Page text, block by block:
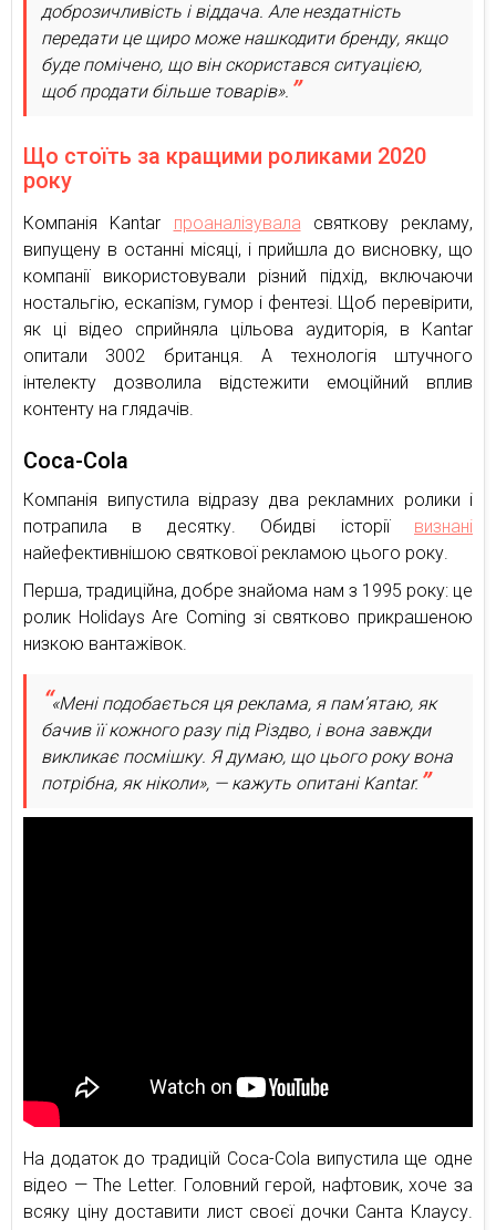
доброзичливість і віддача. Але нездатність
передати це щиро може нашкодити бренду, якщо
буде помічено, що він скористався ситуацією,
щоб продати більше товарів».
Що стоїть за кращими роликами 2020
року
Компанія Kantar проаналізувала святкову рекламу,
випущену в останні місяці, і прийшла до висновку, що
компанії використовували різний підхід, включаючи
ностальгію, ескапізм, гумор і фентезі. Щоб перевірити,
як ці відео сприйняла цільова аудиторія, в Kantar
опитали 3002 британця. А технологія штучного
інтелекту дозволила відстежити емоційний вплив
контенту на глядачів.
Coca-Cola
Компанія випустила відразу два рекламних ролики і
потрапила в десятку. Обидві історії визнані
найефективнішою святкової рекламою цього року.
Перша, традиційна, добре знайома нам з 1995 року: це
ролик Holidays Are Coming зі святково прикрашеною
низкою вантажівок.
«Мені подобається ця реклама, я пам’ятаю, як
бачив її кожного разу під Різдво, і вона завжди
викликає посмішку. Я думаю, що цього року вона
потрібна, як ніколи», — кажуть опитані Kantar.
На додаток до традицій Coca-Cola випустила ще одне
відео — The Letter. Головний герой, нафтовик, хоче за
всяку ціну доставити лист своєї дочки Санта Клаусу.